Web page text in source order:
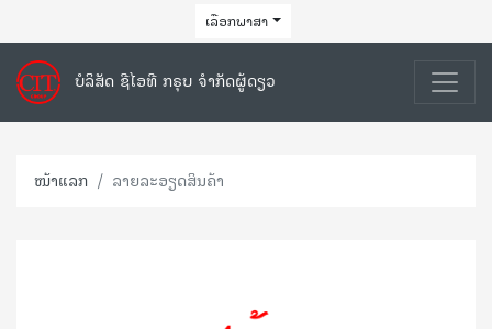
ເລືອກພາສາ
ບໍລິສັດ ຊີໄອທີ ກຣຸບ ຈຳກັດຜູ້ດຽວ
ໜ້າແລກ ລາຍລະອຽດສິນຄ້າ